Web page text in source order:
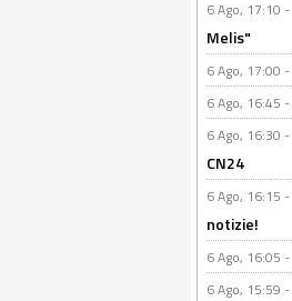
6 Ago, 17:10 -
Melis"
6 Ago, 17:00 -
6 Ago, 16:45 -
6 Ago, 16:30 -
CN24
6 Ago, 16:15 -
notizie!
6 Ago, 16:05 -
6 Ago, 15:59 -